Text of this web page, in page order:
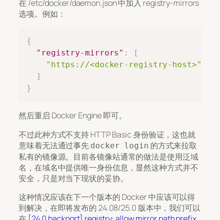
在 /etc/docker/daemon.json 中加入 registry-mirrors
选项。例如：
{
"registry-mirrors" :
[
"https://<docker-registry-host>"
]
}
然后重启 Docker Engine 即可。
不过此种方式不支持 HTTP Basic 身份验证，这也就
意味着无法通过事先 docker login 的方式来拉取
私有的镜像源。目前各镜像站通常的做法是使用泛域
名，在域名中提供唯一身份信息，显然这种方式并不
安全，只是对当下现状的妥协。
这种情况应该在下一个版本的 Docker 中应该可以得
到解决，在即将发布的 24.08/25.0 版本中，我们可以